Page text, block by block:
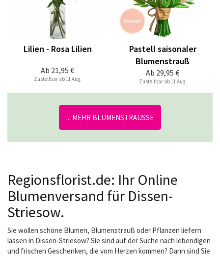
Ab 21,95 €
Lilien - Rosa Lilien
Zustellbar ab 11 Aug.
Ab 29,95 €
Pastell saisonaler
Blumenstrauß
Zustellbar ab 11 Aug.
... MEHR BLUMENSTRÄUSSE
Regionsflorist.de: Ihr Online
Blumenversand für Dissen-
Striesow.
Sie wollen schöne Blumen, Blumenstrauß oder Pflanzen liefern
lassen in Dissen-Striesow? Sie sind auf der Suche nach lebendigen
und frischen Geschenken, die vom Herzen kommen? Dann sind Sie